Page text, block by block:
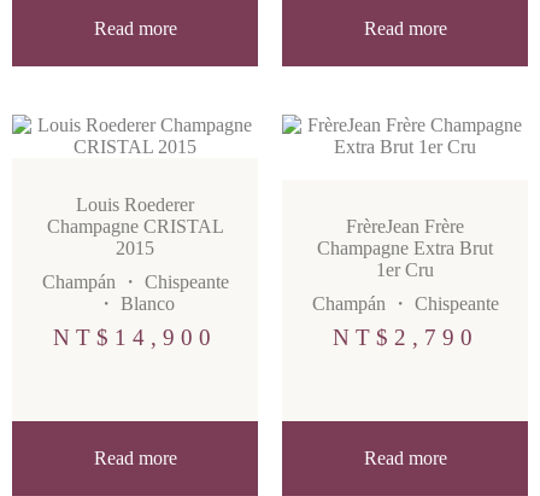
Read more Read more
Louis Roederer
Champagne CRISTAL
2015
Champán ・ Chispeante
・ Blanco
NT$ 14,900
Read more
FrèreJean Frère
Champagne Extra Brut
1er Cru
Champán ・ Chispeante
NT$ 2,790
Read more